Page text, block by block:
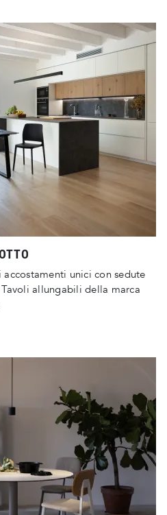
unici con sedute
allungabili della marca